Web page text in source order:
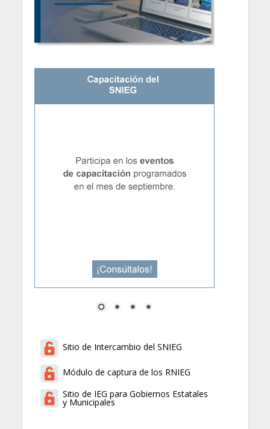
Sitio de Intercambio del SNIEG
Módulo de captura de los RNIEG
Sitio de IEG para Gobiernos Estatales
y Municipales